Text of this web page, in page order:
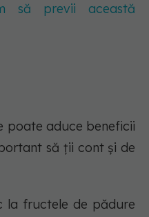
să previi această
poate aduce beneficii
să ții cont și de
la fructele de pădure